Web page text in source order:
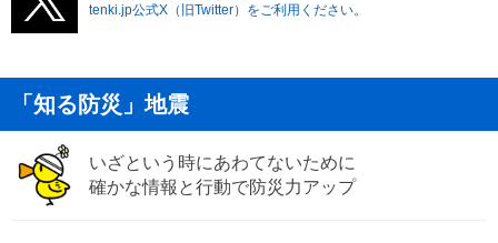
tenki.jp公式X（旧Twitter）をご利用ください。
「知る防災」地震
いざという時にあわてないために
確かな情報と行動で防災力アップ